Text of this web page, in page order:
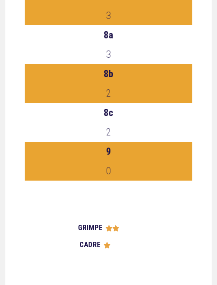
3
8a
3
8b
2
8c
2
9
0
GRIMPE 
CADRE 